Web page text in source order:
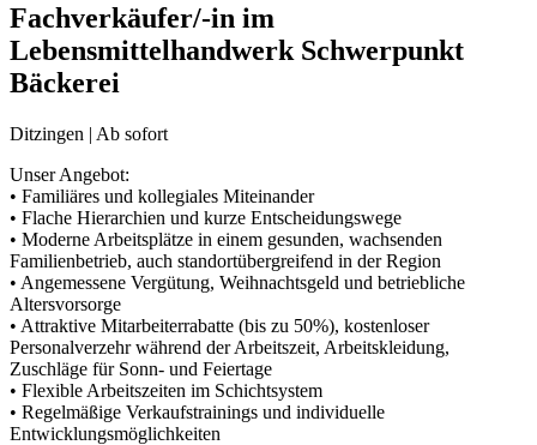
Fachverkäufer/-in im
Lebensmittelhandwerk Schwerpunkt
Bäckerei
Ditzingen | Ab sofort
Unser Angebot:
• Familiäres und kollegiales Miteinander
• Flache Hierarchien und kurze Entscheidungswege
• Moderne Arbeitsplätze in einem gesunden, wachsenden
Familienbetrieb, auch standortübergreifend in der Region
• Angemessene Vergütung, Weihnachtsgeld und betriebliche
Altersvorsorge
• Attraktive Mitarbeiterrabatte (bis zu 50%), kostenloser
Personalverzehr während der Arbeitszeit, Arbeitskleidung,
Zuschläge für Sonn- und Feiertage
• Flexible Arbeitszeiten im Schichtsystem
• Regelmäßige Verkaufstrainings und individuelle
Entwicklungsmöglichkeiten